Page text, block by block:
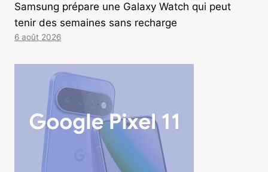
Samsung prépare une Galaxy Watch qui peut
tenir des semaines sans recharge
6 août 2026